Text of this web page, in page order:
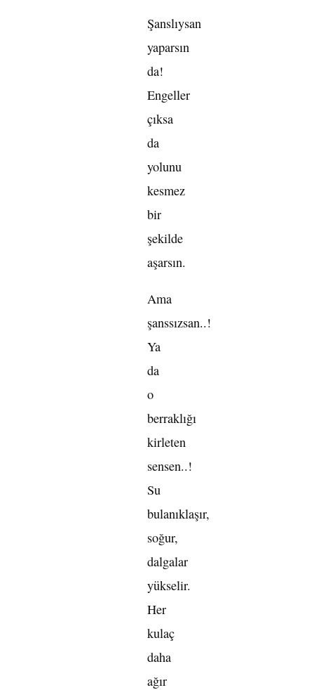
Şanslıysan
yaparsın
da!
Engeller
çıksa
da
yolunu
kesmez
bir
şekilde
aşarsın.
Ama
şanssızsan..!
Ya
da
o
berraklığı
kirleten
sensen..!
Su
bulanıklaşır,
soğur,
dalgalar
yükselir.
Her
kulaç
daha
ağır